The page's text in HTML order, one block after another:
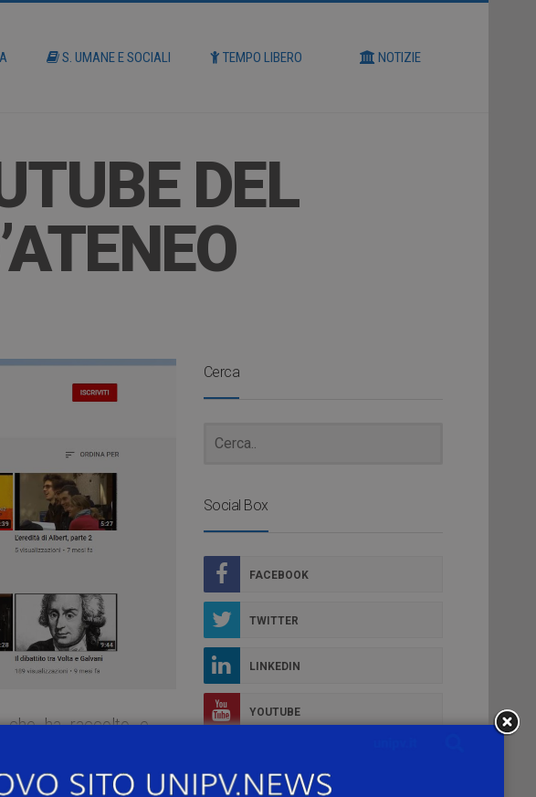
S. UMANE E SOCIALI TEMPO LIBERO NOTIZIE
DEL
che ha raccolto e
Cerca
Social Box
FACEBOOK
TWITTER
LINKEDIN
YOUTUBE